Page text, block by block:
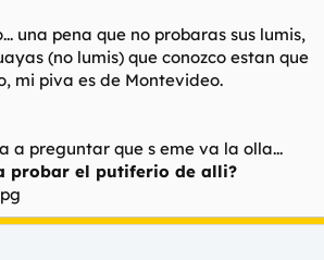
una pena que no probaras sus lumis,
(no lumis) que conozco estan que
mi piva es de Montevideo.
a preguntar que s eme va la olla...
probar el putiferio de alli?